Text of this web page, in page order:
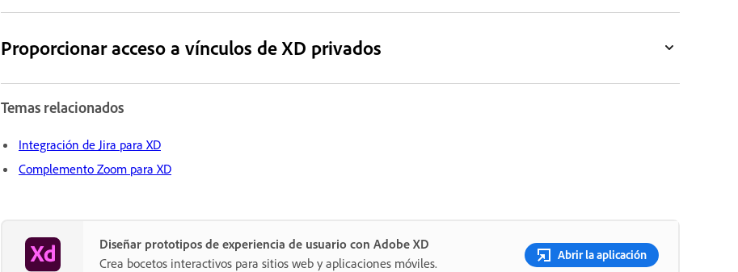
Proporcionar acceso a vínculos de XD privados
Temas relacionados
Integración de Jira para XD
Complemento Zoom para XD
Diseñar prototipos de experiencia de usuario con Adobe XD
Crea bocetos interactivos para sitios web y aplicaciones móviles.
Abrir la aplicación